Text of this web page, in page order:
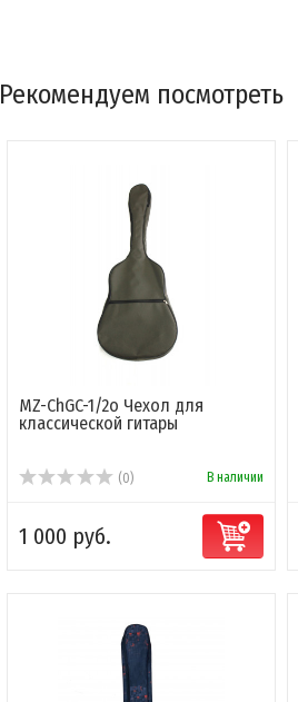
Рекомендуем посмотреть
MZ-ChGC-1/2o Чехол для
классической гитары
(0) В наличии
1 000 руб.